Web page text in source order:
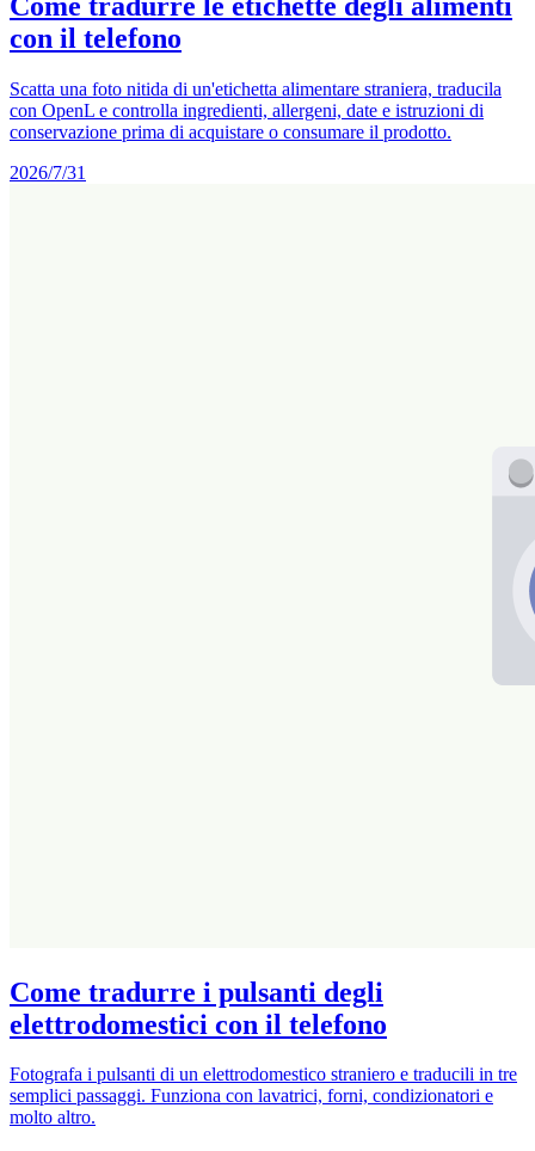
con il telefono
Scatta una foto nitida di un'etichetta alimentare straniera, traducila
con OpenL e controlla ingredienti, allergeni, date e istruzioni di
conservazione prima di acquistare o consumare il prodotto.
2026/7/31
Come tradurre i pulsanti degli
elettrodomestici con il telefono
Fotografa i pulsanti di un elettrodomestico straniero e traducili in tre
semplici passaggi. Funziona con lavatrici, forni, condizionatori e
molto altro.